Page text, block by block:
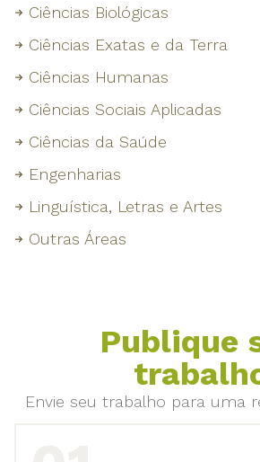
Ciências Biológicas
Ciências Exatas e da Terra
Ciências Humanas
Ciências Sociais Aplicadas
Ciências da Saúde
Engenharias
Linguística, Letras e Artes
Outras Áreas
Publique
Envie seu trabalho para uma